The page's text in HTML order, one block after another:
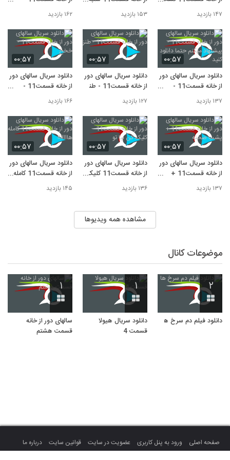
اصلی و بدون رمز
۱۴۷ بازدید
22 تیر - منتشر شد
۱۵۳ بازدید
مجید صالحی
۱۶۲ بازدید
۰۰:۵۷
دانلود سریال سالهای دور
از خانه قسمت11 -
پیشنهاد میکنم حتما
دانلود کنید
۱۳۷ بازدید
۰۰:۵۷
دانلود سریال سالهای دور
از خانه قسمت11 - طنز
۱۲۷ بازدید
۰۰:۵۷
دانلود سریال سالهای دور
از خانه قسمت11 -
خخخ
۱۶۶ بازدید
۰۰:۵۷
دانلود سریال سالهای دور
از خانه قسمت11 +
پشت صحنه
۱۳۷ بازدید
۰۰:۵۷
دانلود سریال سالهای دور
از خانه قسمت11 کلیک
کن بیا تو
۱۳۶ بازدید
۰۰:۵۷
دانلود سریال سالهای دور
از خانه قسمت11 کامله
هااااااا
۱۴۵ بازدید
مشاهده همه ویدیوها
موضوعات کانال
۲
دانلود فیلم دم سرخ ها
۱
دانلود سریال هیولا
قسمت 4
۱
سالهای دور از خانه
قسمت هشتم
صفحه اصلی ورود به پنل کاربری عضویت در سایت قوانین سایت
درباره ما